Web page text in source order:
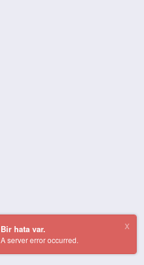
Bir hata var.
A server error occurred.